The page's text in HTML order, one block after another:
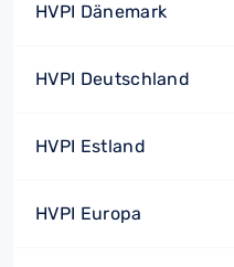
HVPI Dänemark
HVPI Deutschland
HVPI Estland
HVPI Europa